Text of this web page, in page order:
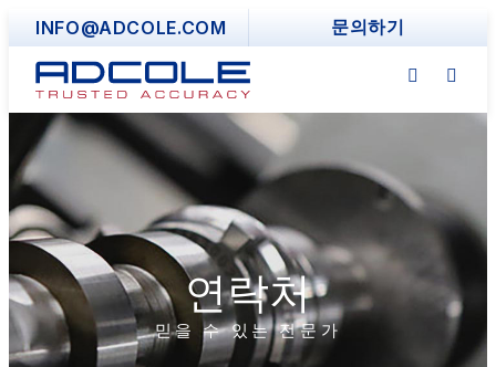
content
INFO@ADCOLE.COM 문의하기
연락처
믿을 수 있는 전문가